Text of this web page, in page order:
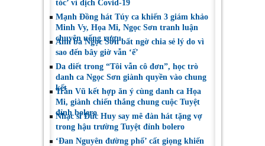
tóc’ vì dịch Covid-19
Mạnh Đồng hát Túy ca khiến 3 giám khảo
Minh Vy, Họa Mi, Ngọc Sơn tranh luận
chuyện uống rượu
Anh ba Ngọc Sơn bất ngờ chia sẻ lý do vì
sao đến bây giờ vẫn ‘ế’
Da diết trong “Tôi vẫn cô đơn”, học trò
danh ca Ngọc Sơn giành quyền vào chung
kết
Trần Vũ kết hợp ăn ý cùng danh ca Họa
Mi, giành chiến thắng chung cuộc Tuyệt
đỉnh bolero
Nhạc sĩ Đức Huy say mê đàn hát tặng vợ
trong hậu trường Tuyệt đỉnh bolero
‘Đan Nguyên đường phố’ cất giọng khiến